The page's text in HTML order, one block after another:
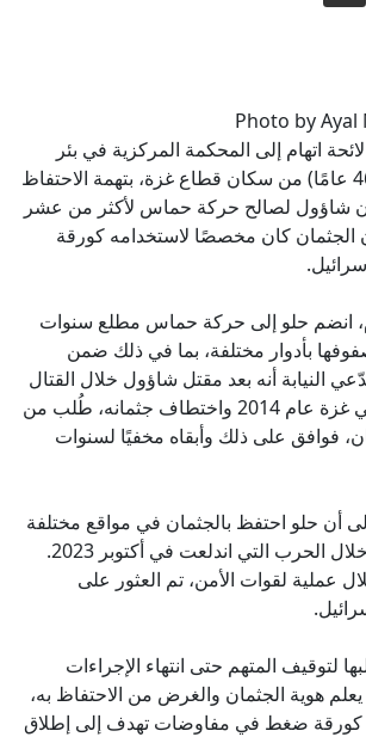
تماسك الناتو بهجوم محدود
وزارة الصحة تحذّر الجمهور من استخدام
منتجات إضافية للعناية بالشعر
سائق دراجة نارية بحادث طرق مع
سيارة في منطقة بيت شيمش
عنف في المغار
عن اتفاق مؤقت لإعادة فتح مضيق
هرمز.. ترامب يتحدث عن قرب انتهاء
الحرب وإيران ترد بسخرية
Photo by
اتهام إلى المحكمة المركزية في بئر
السبع ضد مواطن (46 عامًا) من سكان قطاع غزة، بتهمة الاحتفاظ
شاؤول لصالح حركة حماس لأكثر من عشر
الجثمان كان مخصصًا لاستخدامه كورقة
انضم حلو إلى حركة حماس مطلع سنوات
بأدوار مختلفة، بما في ذلك ضمن
النيابة أنه بعد مقتل شاؤول خلال القتال
في حي الشجاعية في غزة عام 2014 واختطاف جثمانه، طُلب من
فوافق على ذلك وأبقاه مخفيًا لسنوات
إلى أن حلو احتفظ بالجثمان في مواقع مختلفة
حتى مغادرته منزله خلال الحرب التي اندلعت في أكتوبر 2023.
2025، وخلال عملية لقوات الأمن، تم العثور على
لتوقيف المتهم حتى انتهاء الإجراءات
يعلم هوية الجثمان والغرض من الاحتفاظ به،
كورقة ضغط في مفاوضات تهدف إلى إطلاق